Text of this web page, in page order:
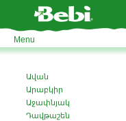
Menu
Ավան
Արաբկիր
Աջափնյակ
Դավթաշեն